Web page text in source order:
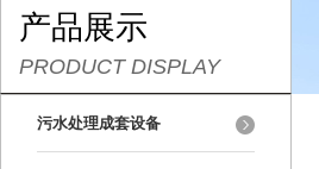
产品展示
PRODUCT DISPLAY
污水处理成套设备